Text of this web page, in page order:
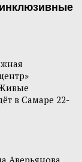
в Самаре 22-